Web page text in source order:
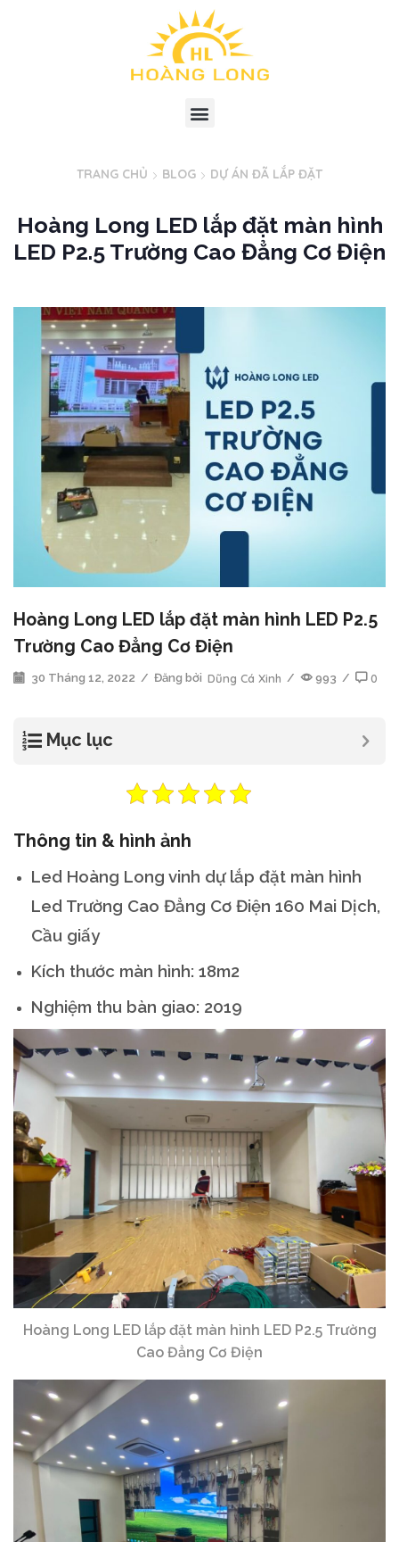
TRANG CHỦ BLOG DỰ ÁN ĐÃ LẮP ĐẶT
Hoàng Long LED lắp đặt màn hình
LED P2.5 Trường Cao Đẳng Cơ Điện
Hoàng Long LED lắp đặt màn hình LED P2.5
Trường Cao Đẳng Cơ Điện
30 Tháng 12, 2022 / Đăng bởi Dũng Cá Xinh / 993 / 0
Mục lục
Thông tin & hình ảnh
Led Hoàng Long vinh dự lắp đặt màn hình
Led Trường Cao Đẳng Cơ Điện 160 Mai Dịch,
Cầu giấy
Kích thước màn hình: 18m2
Nghiệm thu bàn giao: 2019
Hoàng Long LED lắp đặt màn hình LED P2.5 Trường
Cao Đẳng Cơ Điện